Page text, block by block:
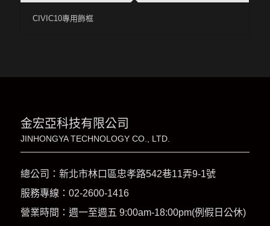
CIVIC10專用飾框
金宏亞科技有限公司
JINHONGYA TECHNOLOGY CO., LTD.
總公司：新北市林口區忠孝路542巷11弄9-1號
服務專線： 02-2600-1416
營業時間：週一至週五 9:00am-18:00pm(例假日公休)